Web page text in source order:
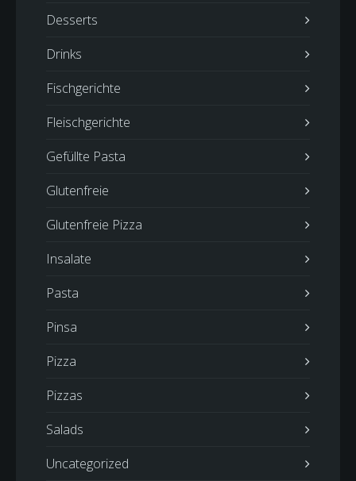
Desserts
Drinks
Fischgerichte
Fleischgerichte
Gefüllte Pasta
Glutenfreie
Glutenfreie Pizza
Insalate
Pasta
Pinsa
Pizza
Pizzas
Salads
Uncategorized